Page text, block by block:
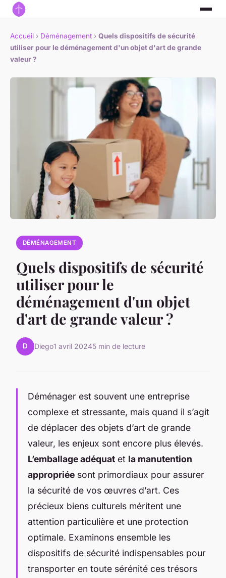
Accueil › Déménagement › Quels dispositifs de sécurité
utiliser pour le déménagement d'un objet d'art de grande
valeur ?
DÉMÉNAGEMENT
Quels dispositifs de sécurité
utiliser pour le
déménagement d'un objet
d'art de grande valeur ?
D Diego1 avril 20245 min de lecture
Déménager est souvent une entreprise
complexe et stressante, mais quand il s’agit
de déplacer des objets d’art de grande
valeur, les enjeux sont encore plus élevés.
L’emballage adéquat et la manutention
appropriée sont primordiaux pour assurer
la sécurité de vos œuvres d’art. Ces
précieux biens culturels méritent une
attention particulière et une protection
optimale. Examinons ensemble les
dispositifs de sécurité indispensables pour
transporter en toute sérénité ces trésors